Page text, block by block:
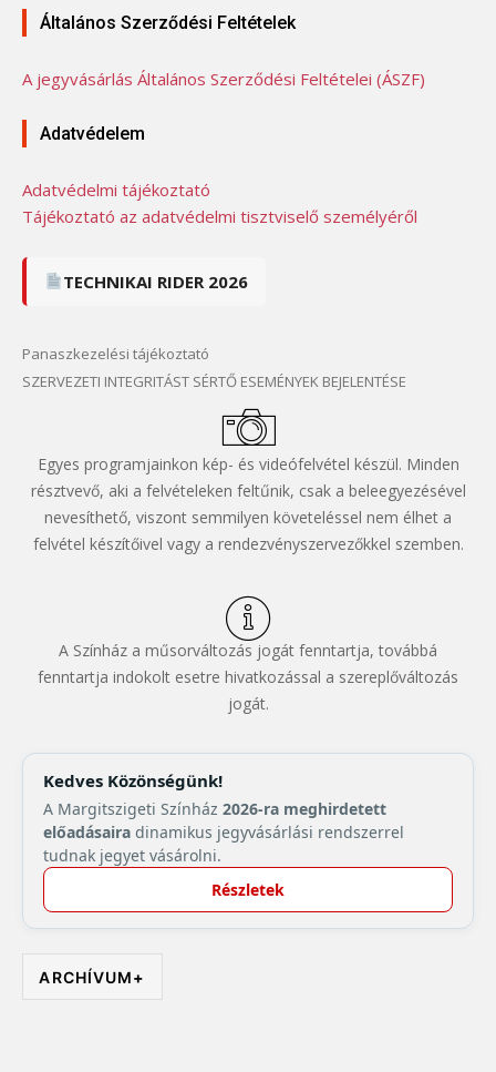
Általános Szerződési Feltételek
A jegyvásárlás Általános Szerződési Feltételei (ÁSZF)
Adatvédelem
Adatvédelmi tájékoztató
Tájékoztató az adatvédelmi tisztviselő személyéről
TECHNIKAI RIDER 2026
Panaszkezelési tájékoztató
SZERVEZETI INTEGRITÁST SÉRTŐ ESEMÉNYEK BEJELENTÉSE
Egyes programjainkon kép- és videófelvétel készül. Minden
résztvevő, aki a felvételeken feltűnik, csak a beleegyezésével
nevesíthető, viszont semmilyen követeléssel nem élhet a
felvétel készítőivel vagy a rendezvényszervezőkkel szemben.
A Színház a műsorváltozás jogát fenntartja, továbbá
fenntartja indokolt esetre hivatkozással a szereplőváltozás
jogát.
Kedves Közönségünk!
A Margitszigeti Színház 2026-ra meghirdetett
előadásaira dinamikus jegyvásárlási rendszerrel
tudnak jegyet vásárolni.
Részletek
ARCHÍVUM+